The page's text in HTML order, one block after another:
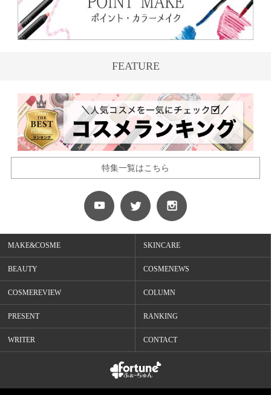
FEATURE
特集一覧はこちら
MAKE&COSME SKINCARE
BEAUTY COSMENEWS
COSMEREVIEW COLUMN
PRESENT RANKING
WRITER CONTACT